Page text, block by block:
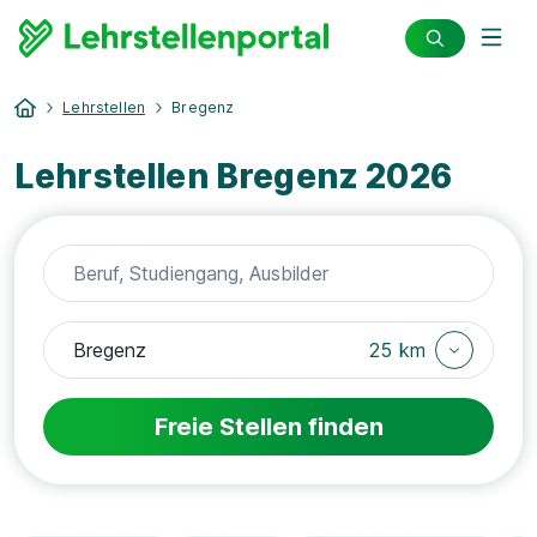
Lehrstellen Bregenz
Lehrstellen Bregenz 2026
25 km
Freie Stellen finden